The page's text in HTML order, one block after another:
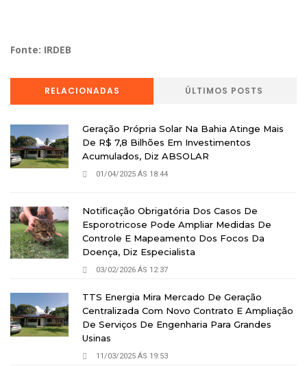
Fonte: IRDEB
RELACIONADAS ÚLTIMOS POSTS
Geração Própria Solar Na Bahia Atinge Mais
De R$ 7,8 Bilhões Em Investimentos
Acumulados, Diz ABSOLAR
01/04/2025 ÁS 18:44
Notificação Obrigatória Dos Casos De
Esporotricose Pode Ampliar Medidas De
Controle E Mapeamento Dos Focos Da
Doença, Diz Especialista
03/02/2026 ÁS 12:37
TTS Energia Mira Mercado De Geração
Centralizada Com Novo Contrato E Ampliação
De Serviços De Engenharia Para Grandes
Usinas
11/03/2025 ÁS 19:53